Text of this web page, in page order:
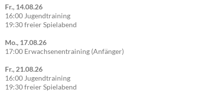
Fr., 14.08.26
16:00 Jugendtraining
19:30 freier Spielabend
Mo., 17.08.26
17:00 Erwachsenentraining (Anfänger)
Fr., 21.08.26
16:00 Jugendtraining
19:30 freier Spielabend